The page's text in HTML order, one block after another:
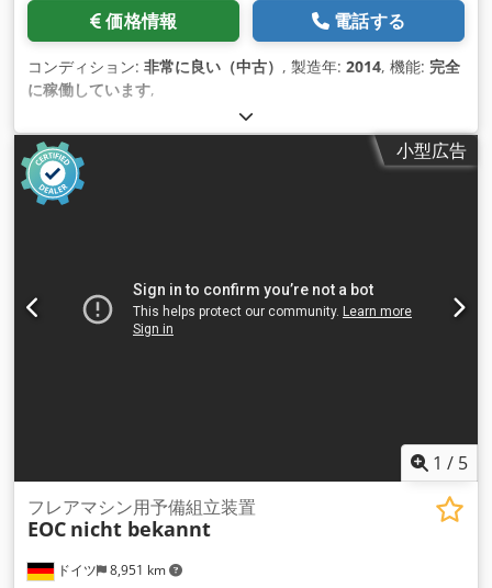
価格情報 電話する
コンディション: 非常に良い（中古） , 製造年: 2014, 機能: 完全
に稼働しています,
小型広告
1 / 5
ドイツ 8,951 km
フレアマシン用予備組立装置
EOC nicht bekannt